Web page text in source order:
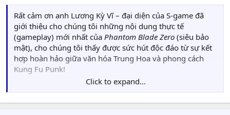
thức mọi quy tắc của hệ thống chiến đấu võ thuật đã liên
tục giúp tựa game trông vô cùng thời thượng và phong
cách.
Những pha hành động mà tôi được thấy trong nội dung
mới này mang lại cảm giác như một bước tiến dài nữa.
Từ những ý tưởng nền tảng cho đến cách chúng được
triển khai vào thực tế chiến đấu, kết hợp cùng một phần
nhạc nền tuyệt vời, trò chơi đã mang đến một trải
nghiệm Kung Fu Punk đầy phong cách và hồi hộp.
Rất cảm ơn anh Lương Kỳ Vĩ – đại diện của S-game đã
giới thiệu cho chúng tôi những nội dung thực tế
(gameplay) mới nhất của Phantom Blade Zero (siêu bảo
mật), cho chúng tôi thấy được sức hút độc đáo từ sự kết
hợp hoàn hảo giữa văn hóa Trung Hoa và phong cách
Kung Fu Punk!
Trong game sẽ còn xuất hiện những nhân vật có sức hút
hơn cả Evie nữa, mọi người hoàn toàn có thể mong chờ
Click to expand...